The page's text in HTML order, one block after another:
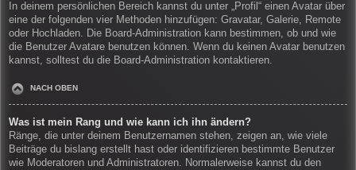
In deinem persönlichen Bereich kannst du unter „Profil“ einen Avatar über
eine der folgenden vier Methoden hinzufügen: Gravatar, Galerie, Remote
oder Hochladen. Die Board-Administration kann bestimmen, ob und wie
die Benutzer Avatare benutzen können. Wenn du keinen Avatar benutzen
kannst, solltest du die Board-Administration kontaktieren.
NACH OBEN
Was ist mein Rang und wie kann ich ihn ändern?
Ränge, die unter deinem Benutzernamen stehen, zeigen an, wie viele
Beiträge du bislang erstellt hast oder identifizieren bestimmte Benutzer
wie Moderatoren und Administratoren. Normalerweise kannst du den